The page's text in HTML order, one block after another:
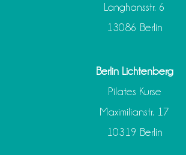
Langhansstr. 6
13086 Berlin
Berlin Lichtenberg
Pilates Kurse
Maximilianstr. 17
10319 Berlin